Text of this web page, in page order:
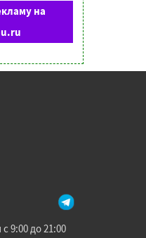
на
9:00 до 21:00